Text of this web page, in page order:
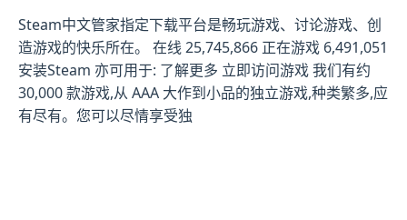
Steam中文管家指定下载平台是畅玩游戏、讨论游戏、创
造游戏的快乐所在。 在线 25,745,866 正在游戏 6,491,051
安装Steam 亦可用于: 了解更多 立即访问游戏 我们有约
30,000 款游戏,从 AAA 大作到小品的独立游戏,种类繁多,应
有尽有。您可以尽情享受独